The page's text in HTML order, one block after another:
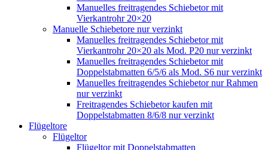
Manuelles freitragendes Schiebetor mit
Vierkantrohr 20×20
Manuelle Schiebetore nur verzinkt
Manuelles freitragendes Schiebetor mit
Vierkantrohr 20×20 als Mod. P20 nur verzinkt
Manuelles freitragendes Schiebetor mit
Doppelstabmatten 6/5/6 als Mod. S6 nur verzinkt
Manuelles freitragendes Schiebetor nur Rahmen
nur verzinkt
Freitragendes Schiebetor kaufen mit
Doppelstabmatten 8/6/8 nur verzinkt
Flügeltore
Flügeltor
Flügeltor mit Doppelstabmatten